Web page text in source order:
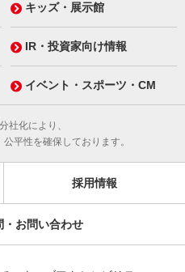
キッズ・展示館
IR・投資家向け情報
イベント・スポーツ・CM
社化により、
平性を確保しております。
採用情報
・お問い合わせ